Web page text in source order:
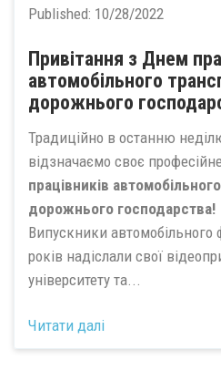
Published: 10/28/2022
Привітання з Днем
автомобільного
дорожнього
Традиційно в останню
відзначаємо своє
працівників
дорожнього господарства!
Випускники автомобільного
років надіслали свої
університету та...
Читати далі